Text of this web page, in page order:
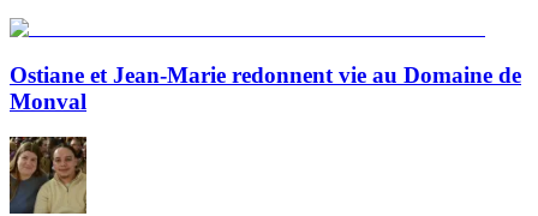
Ostiane et Jean-Marie redonnent vie au Domaine de
Monval